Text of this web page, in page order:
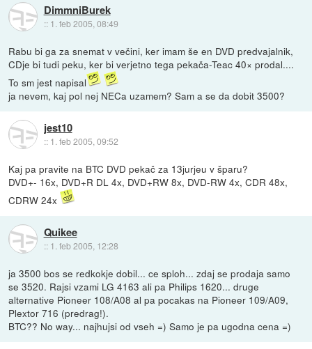
DimmniBurek
:: 1. feb 2005, 08:49
Rabu bi ga za snemat v večini, ker imam še en DVD predvajalnik,
CDje bi tudi peku, ker bi verjetno tega pekača-Teac 40× prodal....
To sm jest napisal
ja nevem, kaj pol nej NECa uzamem? Sam a se da dobit 3500?
jest10
:: 1. feb 2005, 09:52
Kaj pa pravite na BTC DVD pekač za 13jurjeu v šparu?
DVD+- 16x, DVD+R DL 4x, DVD+RW 8x, DVD-RW 4x, CDR 48x,
CDRW 24x
Quikee
:: 1. feb 2005, 12:28
ja 3500 bos se redkokje dobil... ce sploh... zdaj se prodaja samo
se 3520. Rajsi vzami LG 4163 ali pa Philips 1620... druge
alternative Pioneer 108/A08 al pa pocakas na Pioneer 109/A09,
Plextor 716 (predrag!).
BTC?? No way... najhujsi od vseh =) Samo je pa ugodna cena =)